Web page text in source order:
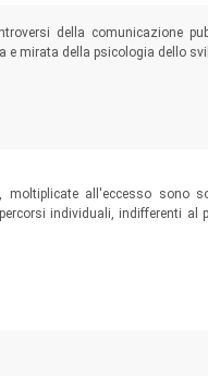
della comunicazione
e mirata della psicologia dello
all'eccesso sono
individuali, indifferenti al